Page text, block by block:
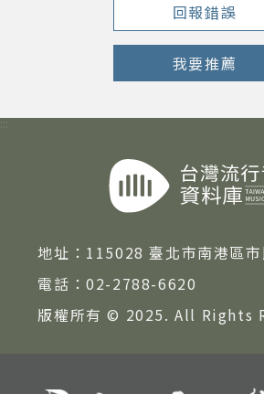
回報錯誤
我要推薦
:::
地址： 115028 臺北市南港區
電話：02-2788-6620
版權所有 © 2025. All Rights